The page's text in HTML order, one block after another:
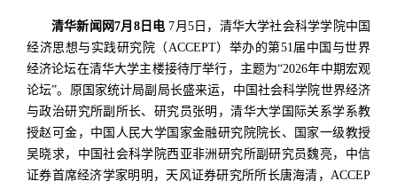
清华新闻网7月8日电 7月5日，清华大学社会科学学院中国
经济思想与实践研究院（ACCEPT）举办的第51届中国与世界
经济论坛在清华大学主楼接待厅举行，主题为“2026年中期宏观
论坛”。 原国家统计局副局长盛来运，中国社会科学院世界经济
与政治研究所副所长、研究员张明，清华大学国际关系学系教
授赵可金，中国人民大学国家金融研究院院长、国家一级教授
吴晓求， 中国社会科学院西亚非洲研究所副研究员魏亮， 中信
证券首席经济学家明明，天风证券研究所所长唐海清， ACCEP